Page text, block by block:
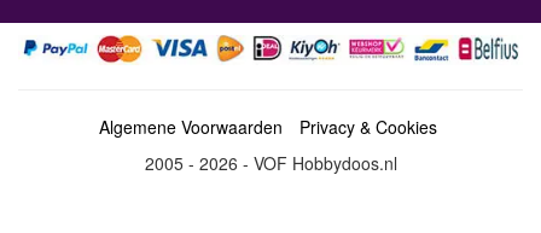
Algemene Voorwaarden
Privacy & Cookies
2005 - 2026 - VOF Hobbydoos.nl